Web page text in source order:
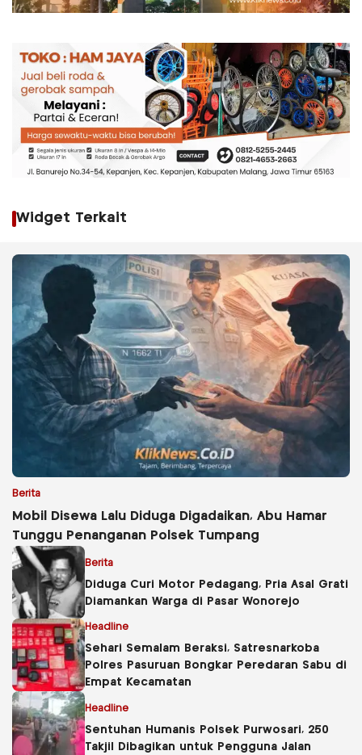
Widget Terkait
Berita
Mobil Disewa Lalu Diduga Digadaikan, Abu Hamar
Tunggu Penanganan Polsek Tumpang
Berita
Diduga Curi Motor Pedagang, Pria Asal Grati
Diamankan Warga di Pasar Wonorejo
Headline
Sehari Semalam Beraksi, Satresnarkoba
Polres Pasuruan Bongkar Peredaran Sabu di
Empat Kecamatan
Headline
Sentuhan Humanis Polsek Purwosari, 250
Takjil Dibagikan untuk Pengguna Jalan